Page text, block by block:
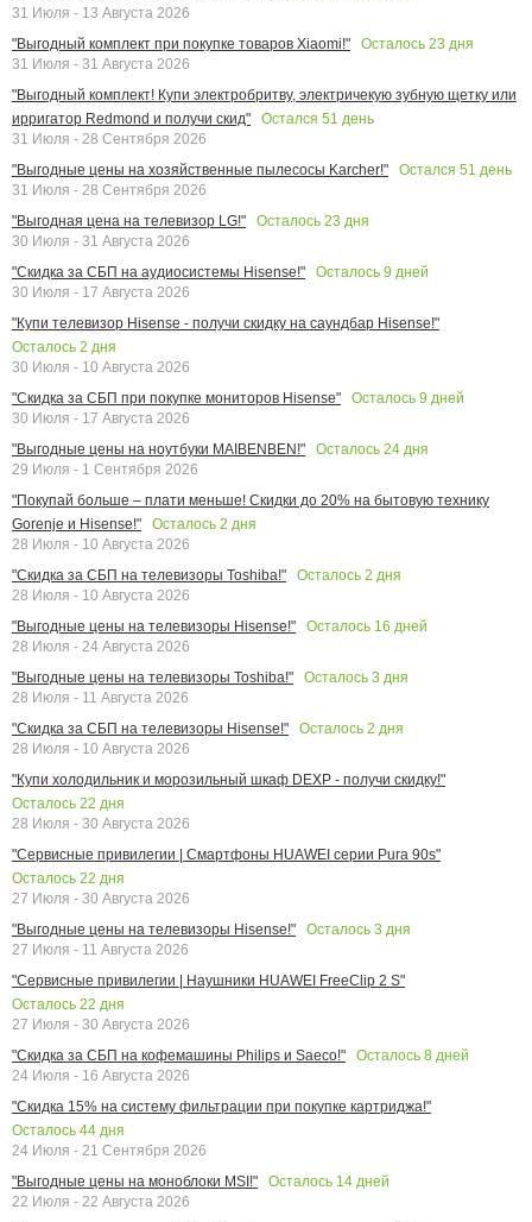
31 Июля - 13 Августа 2026
"Выгодный комплект при покупке товаров Xiaomi!"
Осталось 23 дня
31 Июля - 31 Августа 2026
"Выгодный комплект! Купи электробритву, электричекую зубную щетку или
ирригатор Redmond и получи скид"
Остался 51 день
31 Июля - 28 Сентября 2026
"Выгодные цены на хозяйственные пылесосы Karcher!"
Остался 51 день
31 Июля - 28 Сентября 2026
"Выгодная цена на телевизор LG!"
Осталось 23 дня
30 Июля - 31 Августа 2026
"Скидка за СБП на аудиосистемы Hisense!"
Осталось 9 дней
30 Июля - 17 Августа 2026
"Купи телевизор Hisense - получи скидку на саундбар Hisense!"
Осталось 2 дня
30 Июля - 10 Августа 2026
"Скидка за СБП при покупке мониторов Hisense"
Осталось 9 дней
30 Июля - 17 Августа 2026
"Выгодные цены на ноутбуки MAIBENBEN!"
Осталось 24 дня
29 Июля - 1 Сентября 2026
"Покупай больше – плати меньше! Скидки до 20% на бытовую технику
Gorenje и Hisense!"
Осталось 2 дня
28 Июля - 10 Августа 2026
"Скидка за СБП на телевизоры Toshiba!"
Осталось 2 дня
28 Июля - 10 Августа 2026
"Выгодные цены на телевизоры Hisense!"
Осталось 16 дней
28 Июля - 24 Августа 2026
"Выгодные цены на телевизоры Toshiba!"
Осталось 3 дня
28 Июля - 11 Августа 2026
"Скидка за СБП на телевизоры Hisense!"
Осталось 2 дня
28 Июля - 10 Августа 2026
"Купи холодильник и морозильный шкаф DEXP - получи скидку!"
Осталось 22 дня
28 Июля - 30 Августа 2026
"Сервисные привилегии | Смартфоны HUAWEI серии Pura 90s"
Осталось 22 дня
27 Июля - 30 Августа 2026
"Выгодные цены на телевизоры Hisense!"
Осталось 3 дня
27 Июля - 11 Августа 2026
"Сервисные привилегии | Наушники HUAWEI FreeClip 2 S"
Осталось 22 дня
27 Июля - 30 Августа 2026
"Скидка за СБП на кофемашины Philips и Saeco!"
Осталось 8 дней
24 Июля - 16 Августа 2026
"Скидка 15% на систему фильтрации при покупке картриджа!"
Осталось 44 дня
24 Июля - 21 Сентября 2026
"Выгодные цены на моноблоки MSI!"
Осталось 14 дней
22 Июля - 22 Августа 2026